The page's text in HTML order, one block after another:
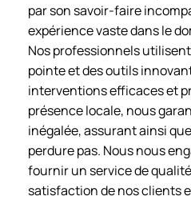
par son savoir-faire
expérience vaste dans le
Nos professionnels
pointe et des outils
interventions efficaces et
présence locale, nous
inégalée, assurant ainsi
perdure pas. Nous nous
fournir un service de
satisfaction de nos clients